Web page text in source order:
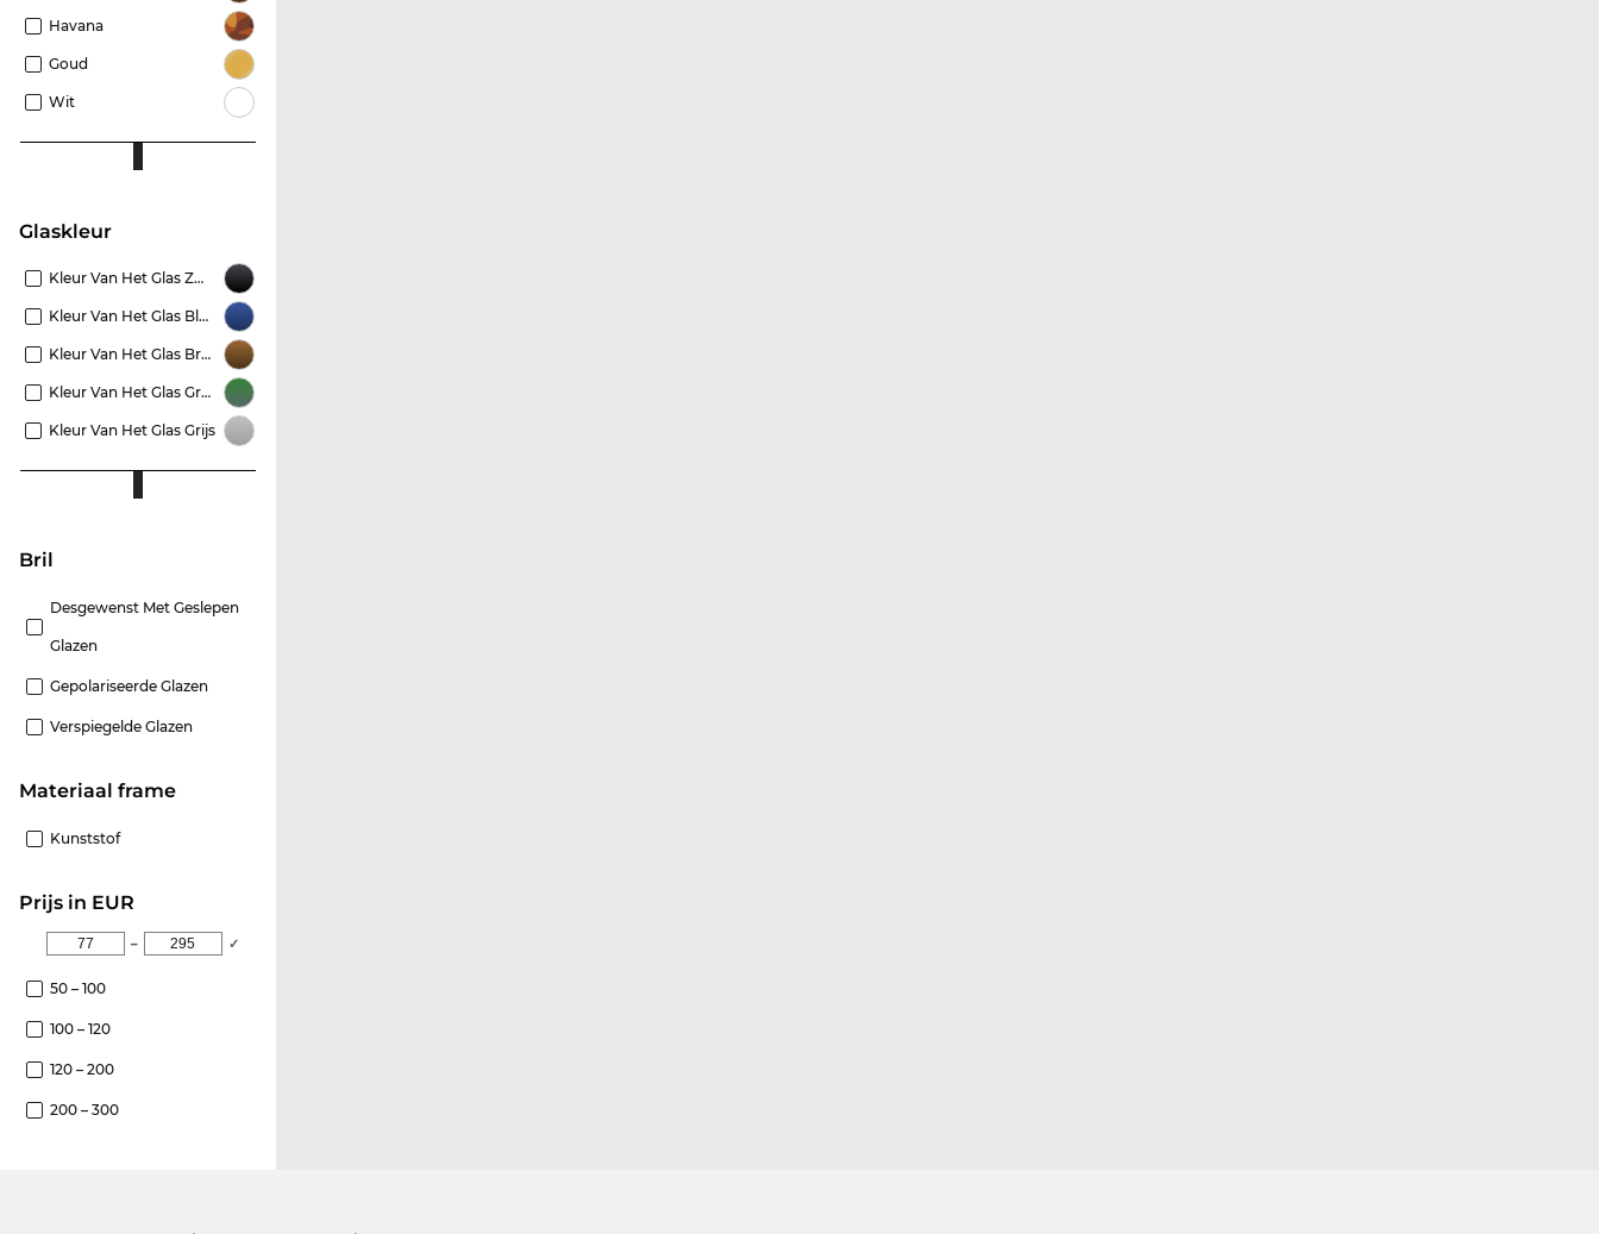
Havana
Goud
Wit
Glaskleur
Kleur Van Het Glas Zwart
Kleur Van Het Glas Blauw
Kleur Van Het Glas Bruin
Kleur Van Het Glas Groen
Kleur Van Het Glas Grijs
Bril
Desgewenst Met Geslepen
Glazen
Gepolariseerde Glazen
Verspiegelde Glazen
Materiaal frame
Kunststof
Prijs in EUR
– ✓
50 – 100
100 – 120
120 – 200
200 – 300